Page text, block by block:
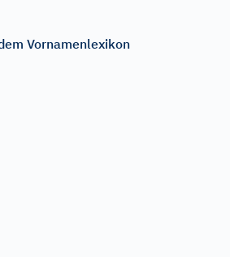
Vornamenlexikon